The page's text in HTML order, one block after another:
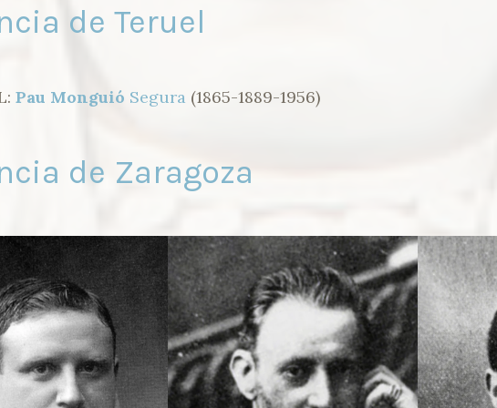
de Teruel
Pau Monguió Segura (1865-1889-1956)
de Zaragoza